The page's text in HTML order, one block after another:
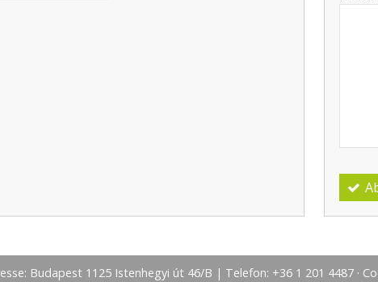
Budapest 1125 Istenhegyi út 46/B | Telefon: +36 1 201 4487